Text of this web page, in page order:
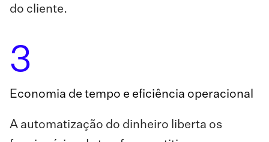
do cliente.
3
Economia de tempo e eficiência operacional
A automatização do dinheiro liberta os